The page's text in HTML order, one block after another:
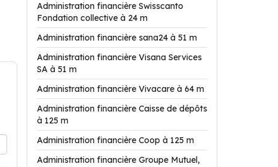
Administration financière Swisscanto
Fondation collective à 24 m
Administration financière sana24 à 51 m
Administration financière Visana Services
SA à 51 m
Administration financière Vivacare à 64 m
Administration financière Caisse de dépôts
à 125 m
Administration financière Coop à 125 m
Administration financière Groupe Mutuel,